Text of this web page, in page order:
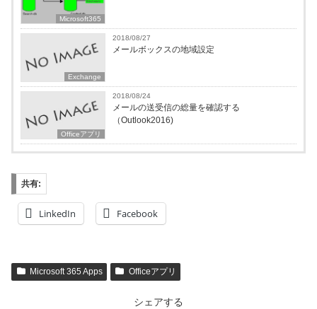
Microsoft365
Exchange
2018/08/27
メールボックスの地域設定
Officeアプリ
2018/08/24
メールの送受信の総量を確認する
（Outlook2016)
共有:
LinkedIn Facebook
Microsoft 365 Apps Officeアプリ
シェアする